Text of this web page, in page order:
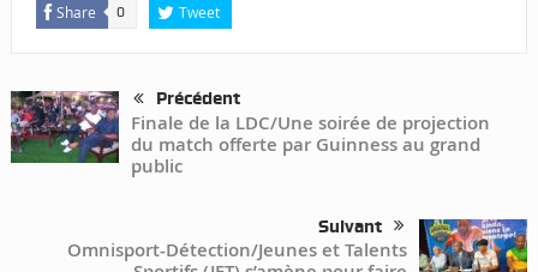
Share 0 Tweet
Précédent
Finale de la LDC/Une soirée de projection
du match offerte par Guinness au grand
public
Suivant
Omnisport-Détection/Jeunes et Talents